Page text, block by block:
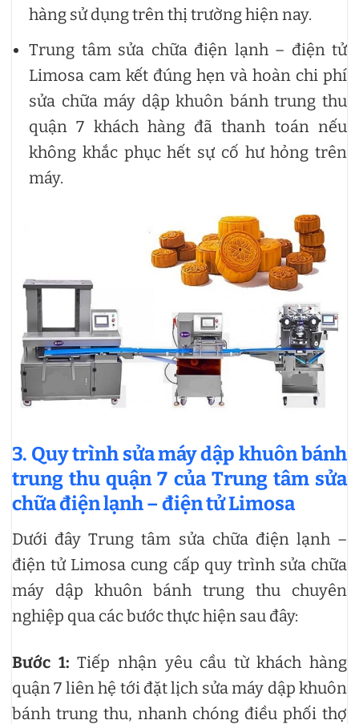
hàng sử dụng trên thị trường hiện nay.
Trung tâm sửa chữa điện lạnh – điện tử
Limosa cam kết đúng hẹn và hoàn chi phí
sửa chữa máy dập khuôn bánh trung thu
quận 7 khách hàng đã thanh toán nếu
không khắc phục hết sự cố hư hỏng trên
máy.
3. Quy trình sửa máy dập khuôn bánh
trung thu quận 7 của Trung tâm sửa
chữa điện lạnh – điện tử Limosa
Dưới đây Trung tâm sửa chữa điện lạnh –
điện tử Limosa cung cấp quy trình sửa chữa
máy dập khuôn bánh trung thu chuyên
nghiệp qua các bước thực hiện sau đây:
Bước 1:Tiếp nhận yêu cầu từ khách hàng
quận 7 liên hệ tới đặt lịch sửa máy dập khuôn
bánh trung thu, nhanh chóng điều phối thợ